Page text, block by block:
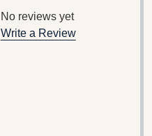
No reviews yet
Write a Review